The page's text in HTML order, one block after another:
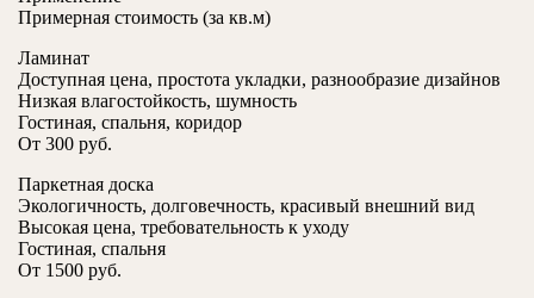
Примерная стоимость (за кв.м)
Ламинат
Доступная цена, простота укладки, разнообразие дизайнов
Низкая влагостойкость, шумность
Гостиная, спальня, коридор
От 300 руб.
Паркетная доска
Экологичность, долговечность, красивый внешний вид
Высокая цена, требовательность к уходу
Гостиная, спальня
От 1500 руб.